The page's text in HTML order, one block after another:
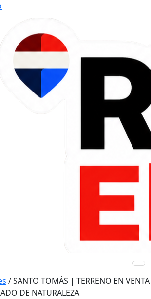
/SANTO TOMÁS | TERRENO EN VENTA
DE NATURALEZA